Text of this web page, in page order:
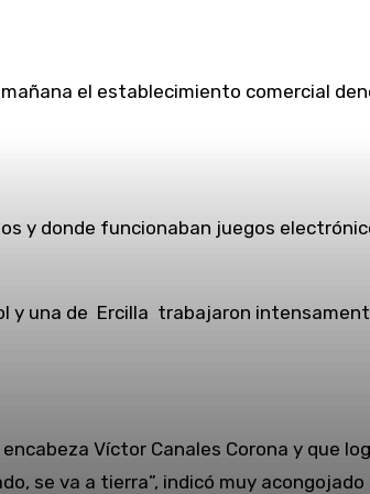
el establecimiento comercial
y donde funcionaban juegos
y una de Ercilla trabajaron
Víctor Canales Corona y que
se va a tierra”, indicó muy acongojado